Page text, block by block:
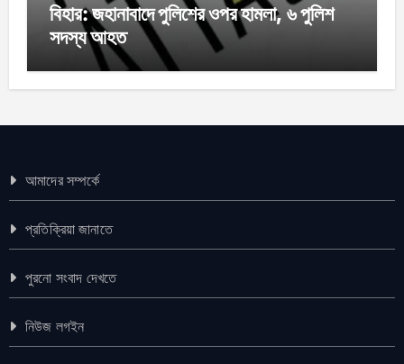
বিহার: জহানাবাদে পুলিশের ওপর হামলা, ৬ পুলিশ
সদস্য আহত
আমাদের সম্পর্কে
প্রতিক্রিয়া জানাতে
পুরনো সংবাদ দেখতে
নিউজ লগইন